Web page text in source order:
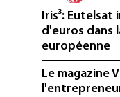
Iris³:
d'euros dans
européenne
Le magazine